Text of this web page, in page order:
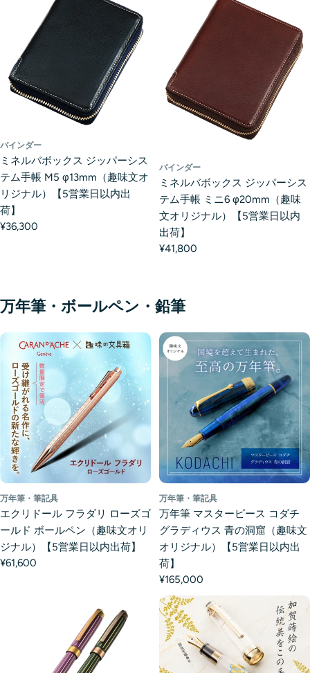
バインダー
ミネルバボックス ジッパーシス
テム手帳 M5 φ13mm（趣味文オ
リジナル）【5営業日以内出
荷】
¥36,300
バインダー
ミネルバボックス ジッパーシス
テム手帳 ミニ6 φ20mm（趣味
文オリジナル）【5営業日以内
出荷】
¥41,800
万年筆・ボールペン・鉛筆
万年筆・筆記具
エクリドール フラダリ ローズゴ
ールド ボールペン（趣味文オリ
ジナル）【5営業日以内出荷】
¥61,600
万年筆・筆記具
万年筆 マスターピース コダチ
グラディウス 青の洞窟（趣味文
オリジナル）【5営業日以内出
荷】
¥165,000